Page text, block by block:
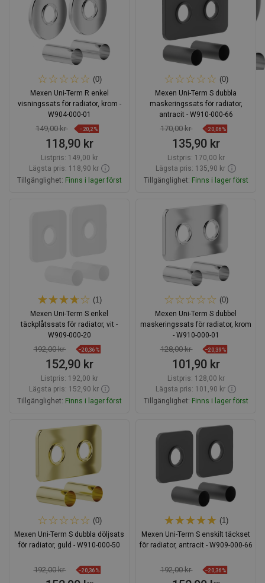
favorite_border Favoriter
Jämför favorite_border Favoriter
Jämför
(0)
Mexen Uni-Term R enkel
visningssats för radiator, krom -
W904-000-01
149,00 kr −20,2%
118,90 kr
Listpris: 149,00 kr
Lägsta pris: 118,90 kr
Tillgänglighet: Finns i lager först
(0)
Mexen Uni-Term S dubbla
maskeringssats för radiator,
antracit - W910-000-66
170,00 kr −20,06%
135,90 kr
Listpris: 170,00 kr
Lägsta pris: 135,90 kr
Tillgänglighet: Finns i lager först
Lägg i varukorg
favorite_border Favoriter
Jämför
(1)
Mexen Uni-Term S enkel
täckplåtssats för radiator, vit -
W909-000-20
192,00 kr −20,36%
152,90 kr
Listpris: 192,00 kr
Lägsta pris: 152,90 kr
Tillgänglighet: Finns i lager först
Lägg i varukorg
favorite_border Favoriter
Jämför
(0)
Mexen Uni-Term S dubbel
maskeringssats för radiator, krom
- W910-000-01
128,00 kr −20,39%
101,90 kr
Listpris: 128,00 kr
Lägsta pris: 101,90 kr
Tillgänglighet: Finns i lager först
Lägg i varukorg
favorite_border Favoriter
Jämför
(0)
Mexen Uni-Term S dubbla döljsats
för radiator, guld - W910-000-50
192,00 kr −20,36%
(1)
Mexen Uni-Term S enskilt täckset
för radiator, antracit - W909-000-66
192,00 kr −20,36%